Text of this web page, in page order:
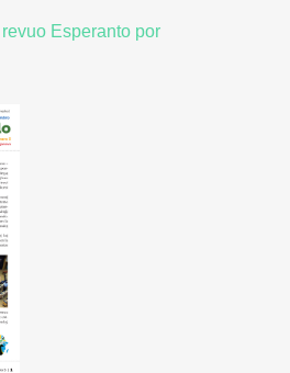
Esperanto por